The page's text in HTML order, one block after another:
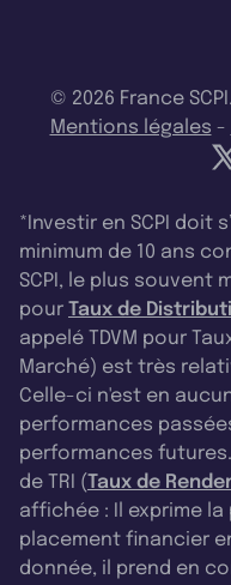
© 2026 France
Mentions légales -
*Investir en SCPI doit
minimum de 10 ans
SCPI, le plus souvent
pour Taux de
appelé TDVM pour
Marché) est très
Celle-ci n'est en
performances
performances
de TRI (Taux de
affichée : Il exprime
placement financier
donnée, il prend en